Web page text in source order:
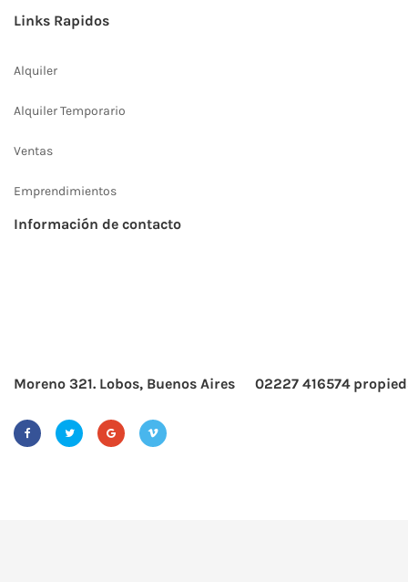
Links Rapidos
Alquiler
Alquiler Temporario
Ventas
Emprendimientos
Información de contacto
Moreno 321. Lobos, Buenos Aires 02227 416574